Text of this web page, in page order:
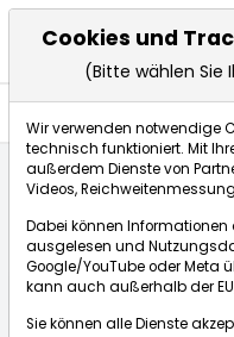
Börse:
Cookies und
(Bitte wählen Sie
Wir verwenden notwendige
technisch funktioniert. Mit
außerdem Dienste von
Videos,
Dabei können
ausgelesen und
Google/YouTube oder Meta
kann auch außerhalb der
Sie können alle Dienste